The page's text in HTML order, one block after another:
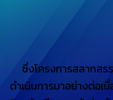
ซึ่งโครงการสลากสร
ดำเนินการมาอย่างต่อเ